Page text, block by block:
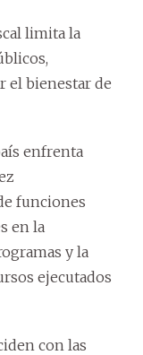
limita la
el bienestar de
enfrenta
funciones
en la
y la
ejecutados
con las